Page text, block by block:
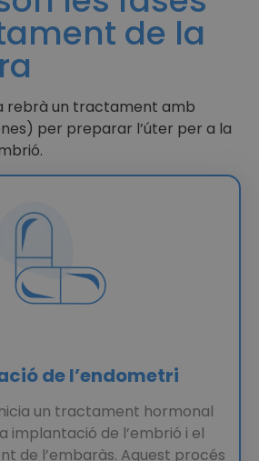
de la
rebrà un tractament amb
per preparar l’úter per a la
de l’endometri
un tractament hormonal
implantació de l’embrió i el
de l’embaràs. Aquest procés